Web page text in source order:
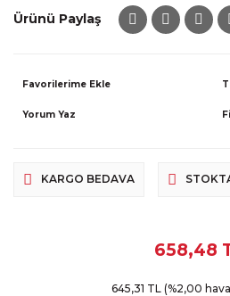
Ürünü Paylaş
Yorum Yaz
KARGO BEDAVA
658,48
645,31 TL (%2,00